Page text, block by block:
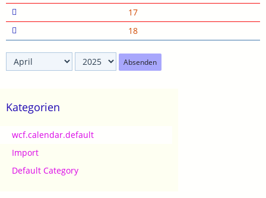
17
18
Absenden
Kategorien
wcf.calendar.default
Import
Default Category